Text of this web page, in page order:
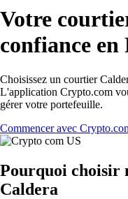
Votre
confiance en
Choisissez un courtier
L'application Crypto.com
gérer votre portefeuille.
Commencer avec
Pourquoi choisir
Caldera